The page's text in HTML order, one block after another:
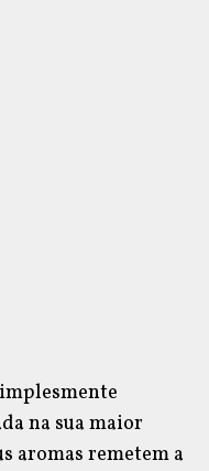
na sua maior
aromas remetem a